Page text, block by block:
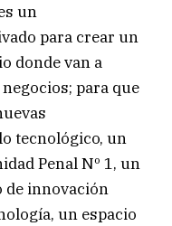
un
para crear un
donde van a
para que
tecnológico, un
Penal Nº 1, un
de innovación
un espacio